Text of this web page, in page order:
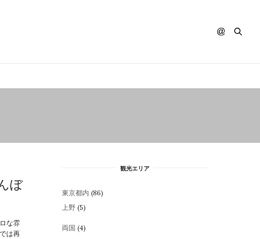
ぼ
な雰
は再
観光エリア
東京都内 (86)
上野 (5)
両国 (4)